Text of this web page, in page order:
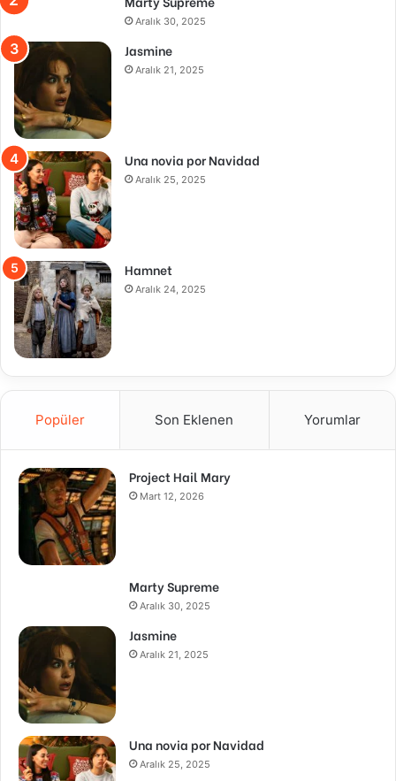
Aralık 30, 2025
Jasmine
Aralık 21, 2025
Una novia por Navidad
Aralık 25, 2025
Hamnet
Aralık 24, 2025
Popüler Son Eklenen Yorumlar
Project Hail Mary
Mart 12, 2026
Marty Supreme
Aralık 30, 2025
Jasmine
Aralık 21, 2025
Una novia por Navidad
Aralık 25, 2025